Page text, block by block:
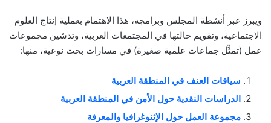
ويبرز عبر أنشطة المجلس وبرامجه، هذا الاهتمام بعملية إنتاج العلوم
الاجتماعية، وتقويم حالتها في المجتمعات العربية، وتدشين مجموعات
عمل (تمثِّل جماعات علمية صغيرة) في مسارات بحث نوعية، منها:
سياقات العنف في المنطقة العربية
الدراسات النقدية حول الأمن في المنطقة العربية
مجموعة العمل حول الإثنوغرافيا والمعرفة